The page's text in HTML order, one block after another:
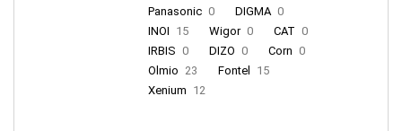
Panasonic 0 DIGMA 0
INOI 15 Wigor 0 CAT 0
IRBIS 0 DIZO 0 Corn 0
Olmio 23 Fontel
15
Xenium 12